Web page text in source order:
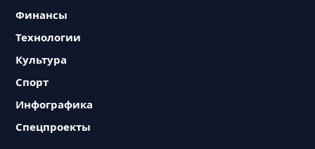
Финансы
Технологии
Культура
Спорт
Инфографика
Спецпроекты